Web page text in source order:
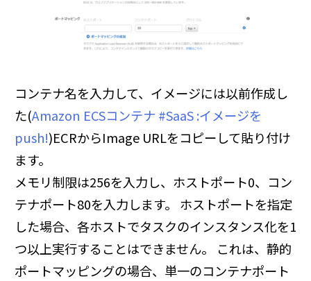
コンテナ名を入力して、イメージには以前作成し
た(Amazon ECSコンテナ #SaaS :イメージを
push!)ECRからImage URLをコピーして貼り付け
ます。
メモリ制限は256を入力し、ホストポート0、コン
テナポート80を入力します。 ホストポートを指定
した場合、各ホストでタスクのインスタンス化を1
つ以上実行することはできません。 これは、静的
ポートマッピングの場合、単一のコンテナポート